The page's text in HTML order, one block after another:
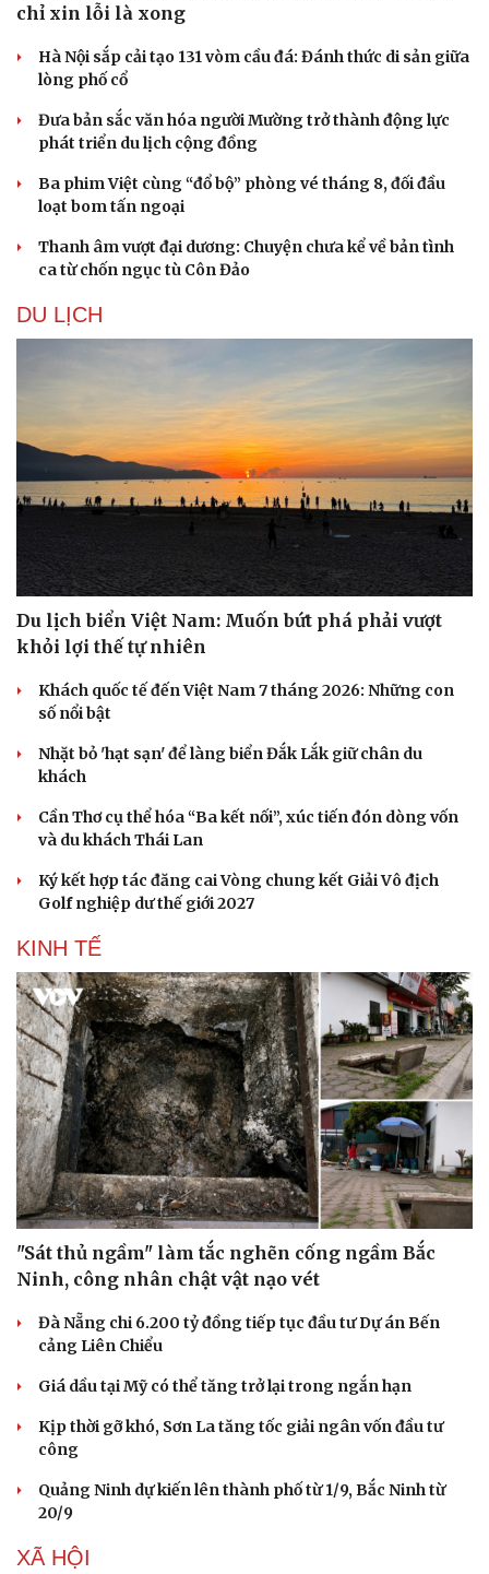
Sân khấu - Điện ảnh
Văn học
Âm nhạc
Di sản
Thời trang
Sao Việt
chỉ xin lỗi là xong
Hà Nội sắp cải tạo 131 vòm cầu đá: Đánh thức di sản giữa
lòng phố cổ
Đưa bản sắc văn hóa người Mường trở thành động lực
phát triển du lịch cộng đồng
Ba phim Việt cùng “đổ bộ” phòng vé tháng 8, đối đầu
loạt bom tấn ngoại
Thanh âm vượt đại dương: Chuyện chưa kể về bản tình
ca từ chốn ngục tù Côn Đảo
DU LỊCH
Du lịch biển Việt Nam: Muốn bứt phá phải vượt
khỏi lợi thế tự nhiên
Khách quốc tế đến Việt Nam 7 tháng 2026: Những con
số nổi bật
Nhặt bỏ 'hạt sạn' để làng biển Đắk Lắk giữ chân du
khách
Cần Thơ cụ thể hóa “Ba kết nối”, xúc tiến đón dòng vốn
và du khách Thái Lan
Ký kết hợp tác đăng cai Vòng chung kết Giải Vô địch
Golf nghiệp dư thế giới 2027
KINH TẾ
"Sát thủ ngầm" làm tắc nghẽn cống ngầm Bắc
Ninh, công nhân chật vật nạo vét
Đà Nẵng chi 6.200 tỷ đồng tiếp tục đầu tư Dự án Bến
cảng Liên Chiểu
Giá dầu tại Mỹ có thể tăng trở lại trong ngắn hạn
Kịp thời gỡ khó, Sơn La tăng tốc giải ngân vốn đầu tư
công
Quảng Ninh dự kiến lên thành phố từ 1/9, Bắc Ninh từ
20/9
XÃ HỘI